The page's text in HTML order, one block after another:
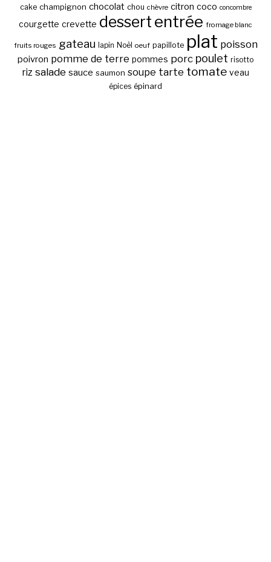
cake champignon chocolat chou chèvre citron coco concombre
courgette crevette dessert entrée fromage blanc
fruits rouges gateau lapin Noël oeuf papillote plat poisson
poivron pomme de terre pommes porc poulet risotto
riz salade sauce saumon soupe tarte tomate veau
épices épinard